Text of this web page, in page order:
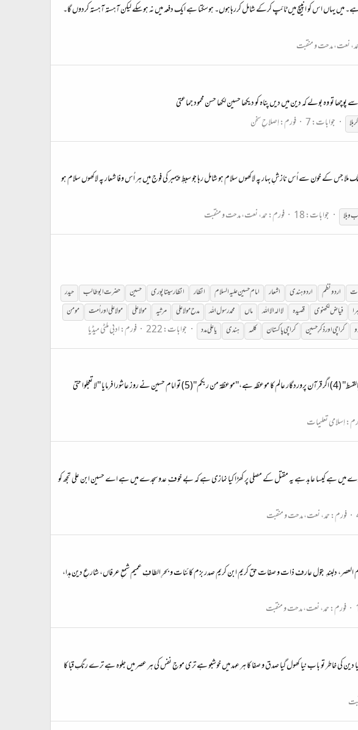
میں موجود ہے۔ میں یہاں اس کو انپیچ میں ٹائپ کرکے شامل کررہاہوں۔ ہوسکتا ہے ایک دفعہ میں نہ ہوسکے لیکن آہستہ آہستہ کردوں گا۔
نعت، مدحت و منقبت
تو وہ بولے کہ دین میں دیں پناہ کو دیکھا حسین لکھا حسن محمود جماعتی
کربلا جوابات: 7 فورم:اِصلاحِ سخن
جس کے خون سے اُس نازشِ بہار پہ لاکھوں سلام ہو شامل رہا جو سبطِ پیمبر کی فوج میں ہر اُس وفا شعار پہ لاکھوں سلام ہو
و بلا جوابات: 18 فورم:حمد، نعت، مدحت و منقبت
اردو نظم اردو ہندی اشعار امامحسینعلیہالسلام انظار انظار سیتاپوری حسین حضرت ابو طالب
حیدر
فیاض لکھنوی قصیدہ لاالہ الا اللہ ماں محمد رسول اللہ مدح مولا علی مرثیہ مولا علی مولا علی اور اُمت
مومن
کراچی اور ذکرِحسین کراچی پاکستان کلمہ ہندی یا علی مدد جوابات: 222 فورم:ادبی ملٹی میڈیا
اگر قرآن سيد الکلام ہے (1) تو امام حسين سيد الشہداء ہيں (2) ہم قرآن کے سلسلے ميں پڑھتے ہيں، ''ميزان القسط'' (3) تو امام حسين فرماتے ہيں،''امرت بالقسط'' (4) اگر قرآن پروردگار عالم کا موعظہ ہے،''موعظة من ربکم''(5) تو امام حسين نے روز عاشورا فرمايا ''لا تعجلوا حتيٰ
اِسلامی تعلیمات
ہے کیسا عابد ہے یہ مقتل کے مصلی پر کھڑا کیا نمازی ہے کہ بے خوف ِ عدو سجدے میں ہے اے حسین ابن علی تجھ کو
فورم:حمد، نعت، مدحت و منقبت
دلبندِ بتول عارف ذات و صفات حق کریم ابن کریم صدر بزم کائنات و بحرِ الطافِ عمیم شمعِ عرفاں، شارعِ دین ہدا،
فورم:حمد، نعت، مدحت و منقبت
دین کی خاطر تو باب نیا کھول گیا صدق و صفا کا ہر عہد میں خوشبو ہے تری موجِ نفس کی ہر عصر میں جلوہ ہے ترے رنگِ قبا کا